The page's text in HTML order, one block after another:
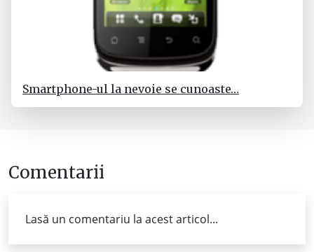
Smartphone-ul la nevoie se cunoaste…
Comentarii
Lasă un comentariu la acest articol...